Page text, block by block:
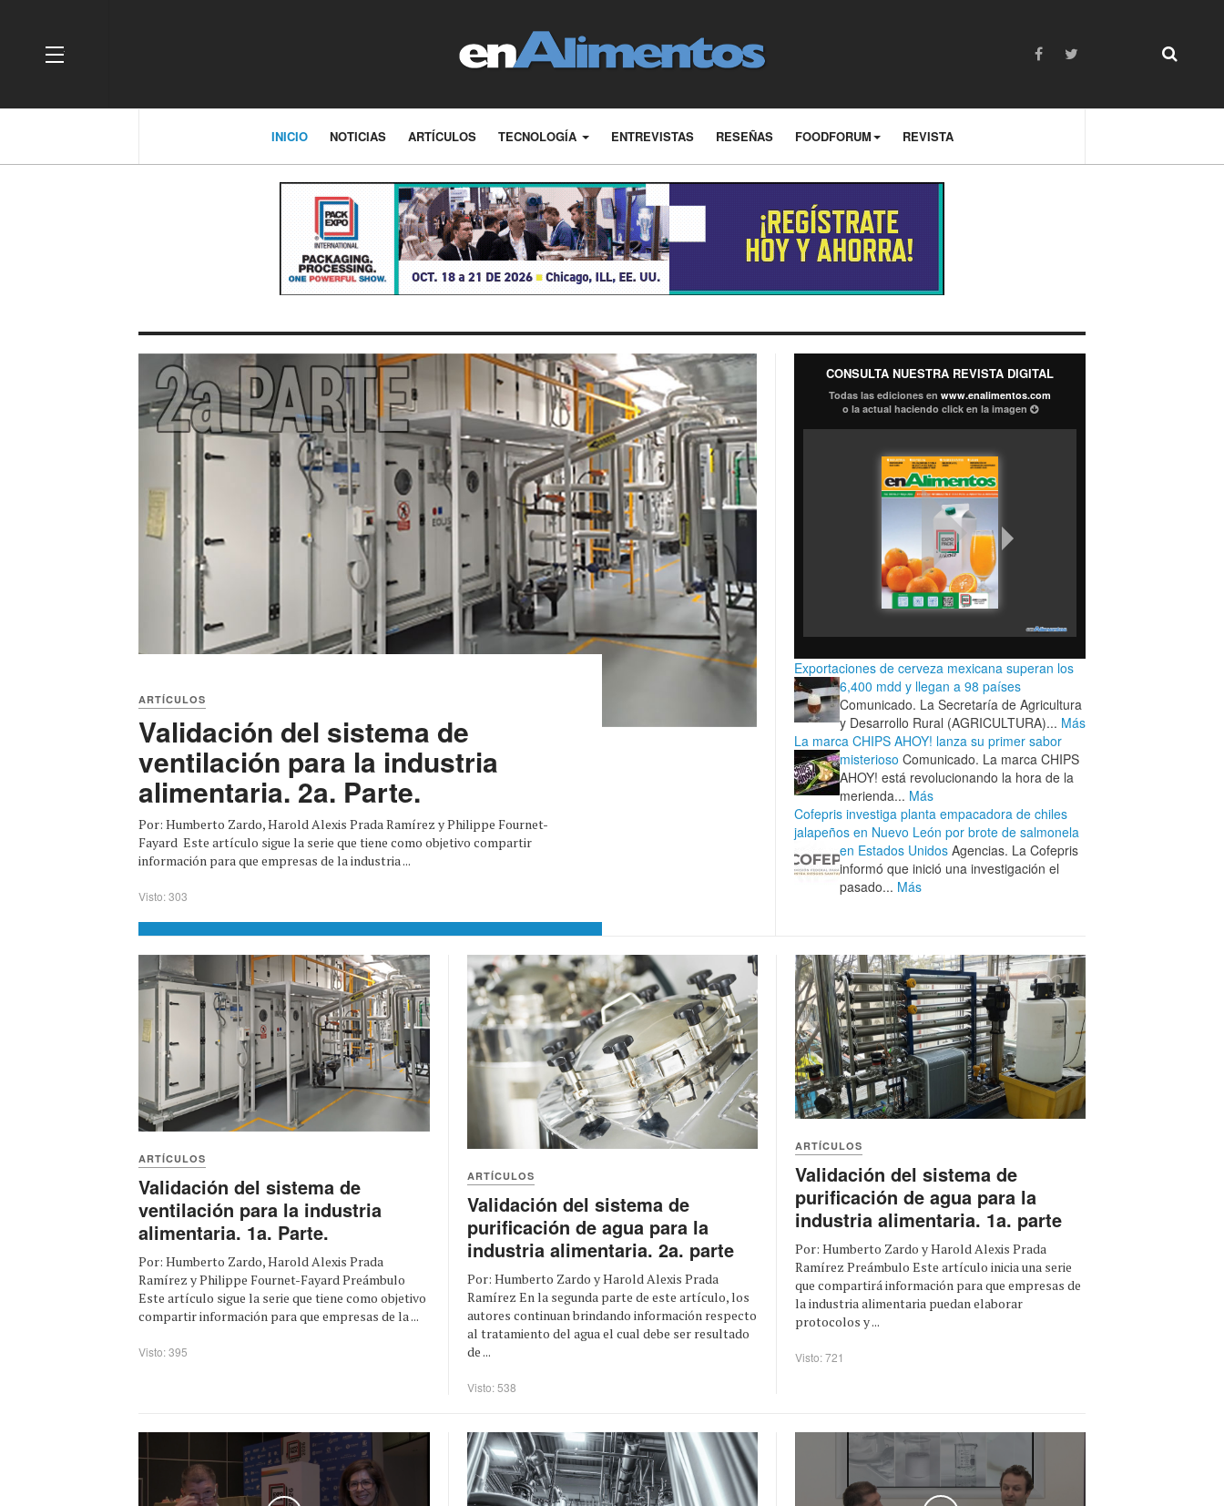
OFF CANVAS
INICIO NOTICIAS ARTÍCULOS TECNOLOGÍA ENTREVISTAS RESEÑAS FOODFORUM REVISTA
ARTÍCULOS
Validación del sistema de
ventilación para la industria
alimentaria. 2a. Parte.
Por: Humberto Zardo, Harold Alexis Prada Ramírez y Philippe Fournet-
Fayard Este artículo sigue la serie que tiene como objetivo compartir
información para que empresas de la industria ...
Visto: 303
CONSULTA NUESTRA REVISTA DIGITAL
Todas las ediciones en www.enalimentos.com
o la actual haciendo click en la imagen
Exportaciones de cerveza mexicana superan los
6,400 mdd y llegan a 98 países
Comunicado. La Secretaría de Agricultura
y Desarrollo Rural (AGRICULTURA)... Más
La marca CHIPS AHOY! lanza su primer sabor
misterioso Comunicado. La marca CHIPS
AHOY! está revolucionando la hora de la
merienda... Más
Cofepris investiga planta empacadora de chiles
jalapeños en Nuevo León por brote de salmonela
en Estados Unidos Agencias. La Cofepris
informó que inició una investigación el
pasado... Más
ARTÍCULOS
Validación del sistema de
ventilación para la industria
alimentaria. 1a. Parte.
Por: Humberto Zardo, Harold Alexis Prada
Ramírez y Philippe Fournet-Fayard Preámbulo
Este artículo sigue la serie que tiene como objetivo
compartir información para que empresas de la ...
Visto: 395
ARTÍCULOS
Validación del sistema de
purificación de agua para la
industria alimentaria. 2a. parte
Por: Humberto Zardo y Harold Alexis Prada
Ramírez En la segunda parte de este artículo, los
autores continuan brindando información respecto
al tratamiento del agua el cual debe ser resultado
de ...
Visto: 538
ARTÍCULOS
Validación del sistema de
purificación de agua para la
industria alimentaria. 1a. parte
Por: Humberto Zardo y Harold Alexis Prada
Ramírez Preámbulo Este artículo inicia una serie
que compartirá información para que empresas de
la industria alimentaria puedan elaborar
protocolos y ...
Visto: 721